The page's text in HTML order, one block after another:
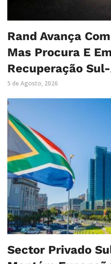
Rand Avança
Mas Procura E
Recuperação
5 de Agosto, 2026
Sector Privado